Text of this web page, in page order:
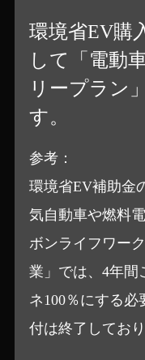
環境省EV購
して「電動
リープラン
す。
参考：
環境省EV補助金
気自動車や燃料
ボンライフワー
業」では、4年間
ネ100％にする
付は終了しており